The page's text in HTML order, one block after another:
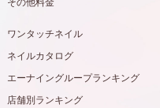
その他料金
ワンタッチネイル
ネイルカタログ
エーナイングループランキング
店舗別ランキング